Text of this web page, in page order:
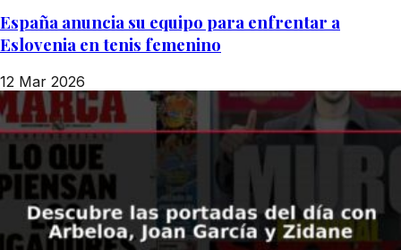
España anuncia su equipo para enfrentar a
Eslovenia en tenis femenino
12 Mar 2026